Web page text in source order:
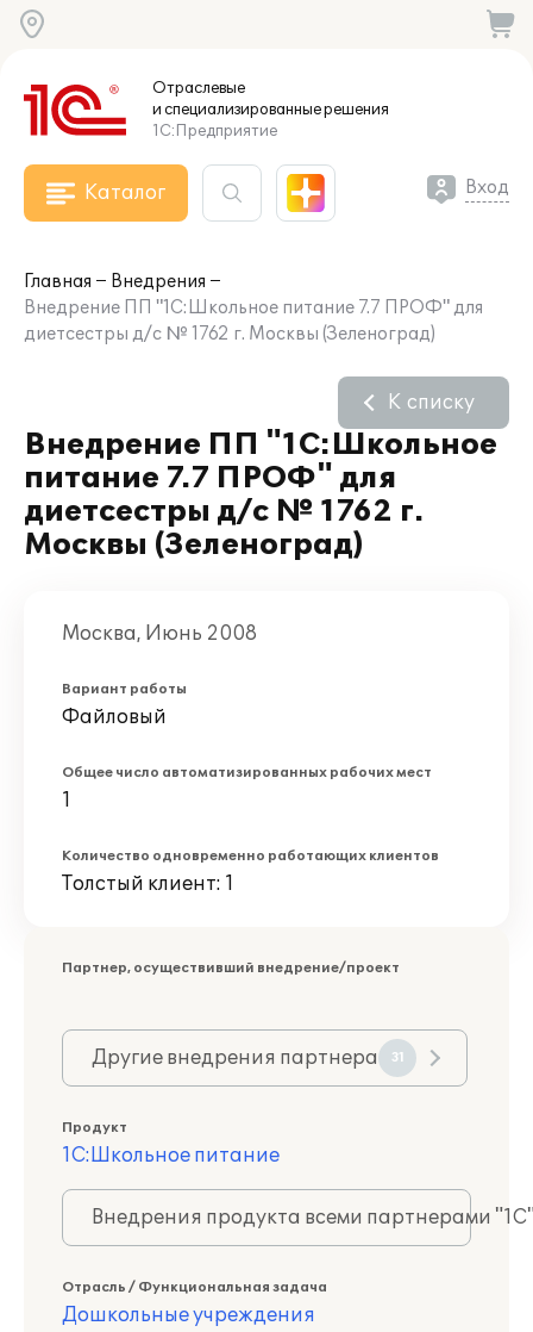
Отраслевые
и специализированныерешения
1С:Предприятие
Каталог Вход
Главная
Внедрения
Внедрение ПП "1С:Школьное питание 7.7 ПРОФ" для
диетсестры д/c № 1762 г. Москвы (Зеленоград)
Внедрение ПП "1С:Школьное
питание 7.7 ПРОФ" для
диетсестры д/c № 1762 г.
Москвы (Зеленоград)
К списку
Москва, Июнь 2008
Вариант работы
Файловый
Общее число автоматизированных рабочих мест
1
Количество одновременно работающих клиентов
Толстый клиент: 1
Партнер, осуществивший внедрение/проект
Другие внедрения партнера 31
Продукт
1С:Школьное питание
Внедрения продукта всеми партнерами
Отрасль / Функциональная задача
Дошкольные учреждения